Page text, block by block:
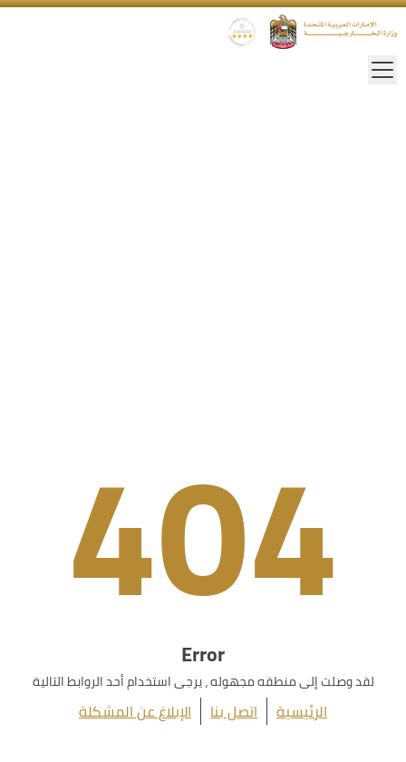
404
Error
لقد وصلت إلى منطقه مجهوله ، يرجى استخدام أحد الروابط التالية
الرئيسية اتصل بنا الإبلاغ عن المشكلة